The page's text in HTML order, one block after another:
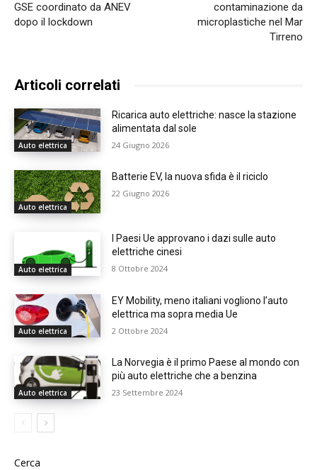
GSE coordinato da ANEV
dopo il lockdown
contaminazione da
microplastiche nel Mar
Tirreno
Articoli correlati
Auto elettrica
Ricarica auto elettriche: nasce la stazione
alimentata dal sole
24 Giugno 2026
Auto elettrica
Batterie EV, la nuova sfida è il riciclo
22 Giugno 2026
Auto elettrica
I Paesi Ue approvano i dazi sulle auto
elettriche cinesi
8 Ottobre 2024
Auto elettrica
EY Mobility, meno italiani vogliono l’auto
elettrica ma sopra media Ue
2 Ottobre 2024
Auto elettrica
La Norvegia è il primo Paese al mondo con
più auto elettriche che a benzina
23 Settembre 2024
Cerca